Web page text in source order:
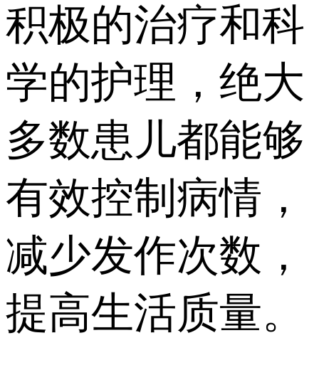
积极的治疗和科
学的护理，绝大
多数患儿都能够
有效控制病情，
减少发作次数，
提高生活质量。